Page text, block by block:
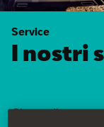
Service
Service
I nostri
Ci prendiamo